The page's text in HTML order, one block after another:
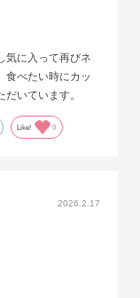
気に入って再びネ
食べたい時にカッ
いています。
Like! 0
2026.2.17